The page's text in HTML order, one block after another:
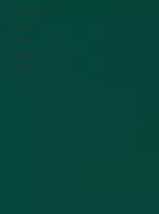
Psicoterapia
Terapia
sexual
Terapia
online